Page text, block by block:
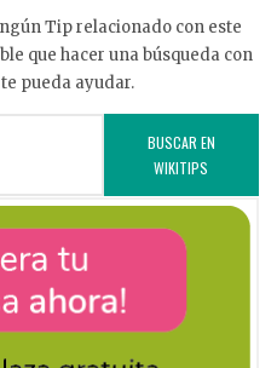
Tip relacionado con este
que hacer una búsqueda con
pueda ayudar.
BUSCAR EN
WIKITIPS